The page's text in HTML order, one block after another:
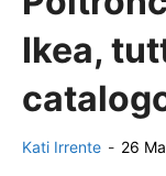
Ikea,
Kati Irrente - 26